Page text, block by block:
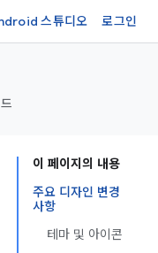
스튜디오 로그인
이 페이지의 내용
주요 디자인 변경
사항
테마 및 아이콘